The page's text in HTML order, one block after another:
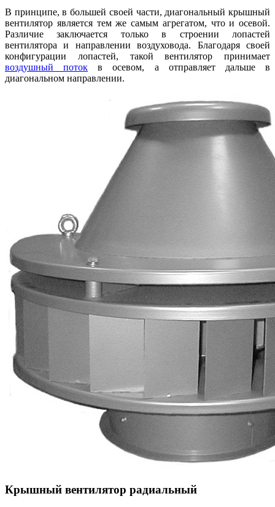
В принципе, в большей своей части, диагональный крышный
вентилятор является тем же самым агрегатом, что и осевой.
Различие заключается только в строении лопастей
вентилятора и направлении воздуховода. Благодаря своей
конфигурации лопастей, такой вентилятор принимает
воздушный поток в осевом, а отправляет дальше в
диагональном направлении.
Крышный вентилятор радиальный